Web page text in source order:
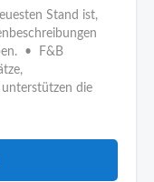
Stand ist,
• F&B
die